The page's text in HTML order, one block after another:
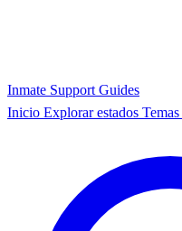
Inmate Support Guides
Inicio Explorar estados Temas